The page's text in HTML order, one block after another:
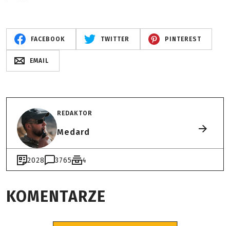
FACEBOOK TWITTER PINTEREST
EMAIL
REDAKTOR
Medard
2028 3765 4
KOMENTARZE